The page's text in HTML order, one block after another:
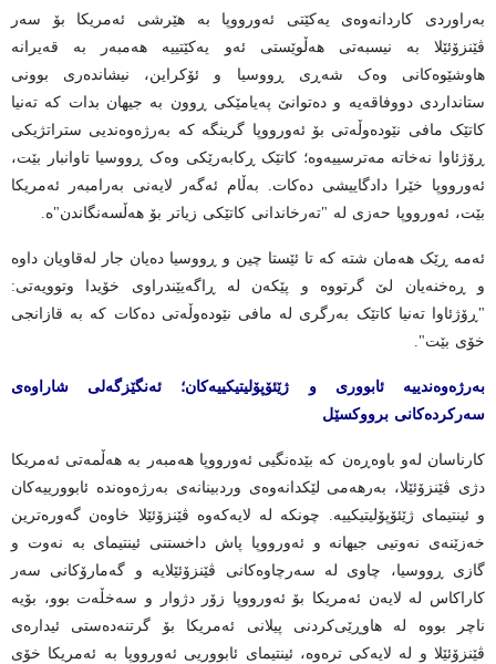
بەراوردی کاردانەوەی یەکێتی ئەورووپا بە هێرشی ئەمریکا بۆ سەر
ڤێنزۆئێلا بە نیسبەتی هەڵوێستی ئەو یەکێتییە هەمبەر بە قەیرانە
هاوشێوەکانی وەک شەڕی ڕووسیا و ئۆکراین، نیشاندەری بوونی
ستانداردی دووفاقەیە و دەتوانێ پەیامێکی ڕوون بە جیهان بدات کە تەنیا
کاتێک مافی نێودەوڵەتی بۆ ئەورووپا گرینگە کە بەرژەوەندیی ستراتژیکی
ڕۆژئاوا نەخاتە مەترسییەوە؛ کاتێک ڕکابەرێکی وەک ڕووسیا تاوانبار بێت،
ئەورووپا خێرا دادگاییشی دەکات. بەڵام ئەگەر لایەنی بەرامبەر ئەمریکا
بێت، ئەورووپا حەزی لە "تەرخاندانی کاتێکی زیاتر بۆ هەڵسەنگاندن"ه.
ئەمە ڕێک هەمان شتە کە تا ئێستا چین و ڕووسیا دەیان جار لەقاویان داوە
و ڕەخنەیان لێ گرتووە و پێکەن لە ڕاگەیێندراوی خۆیدا وتوویەتی:
"ڕۆژئاوا تەنیا کاتێک بەرگری لە مافی نێودەوڵەتی دەکات کە بە قازانجی
خۆی بێت".
بەرژەوەندییە ئابووری و ژێئۆپۆلیتیکییەکان؛ ئەنگێزگەلی شاراوەی
سەرکردەکانی برووکسێل
کارناسان لەو باوەڕەن کە بێدەنگیی ئەورووپا هەمبەر بە هەڵمەتی ئەمریکا
دژی ڤێنزۆئێلا، بەرهەمی لێکدانەوەی وردبینانەی بەرژەوەندە ئابوورییەکان
و ئینتیمای ژێئۆپۆلیتیکییە. چونکە لە لایەکەوە ڤێنزۆئێلا خاوەن گەورەترین
خەزێنەی نەوتیی جیهانە و ئەورووپا پاش داخستنی ئینتیمای بە نەوت و
گازی ڕووسیا، چاوی لە سەرچاوەکانی ڤێنزۆئێلایە و گەمارۆکانی سەر
کاراکاس لە لایەن ئەمریکا بۆ ئەورووپا زۆر دژوار و سەخڵەت بوو، بۆیە
ناچر بووە لە هاوڕێی‌کردنی پیلانی ئەمریکا بۆ گرتنەدەستی ئیدارەی
ڤێنزۆئێلا و لە لایەکی ترەوە، ئینتیمای ئابووریی ئەورووپا بە ئەمریکا خۆی